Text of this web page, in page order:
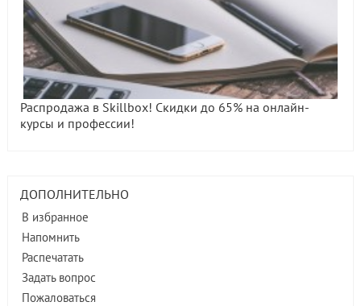
Распродажа в Skillbox! Скидки до 65% на онлайн-
курсы и профессии!
ДОПОЛНИТЕЛЬНО
В избранное
Напомнить
Распечатать
Задать вопрос
Пожаловаться